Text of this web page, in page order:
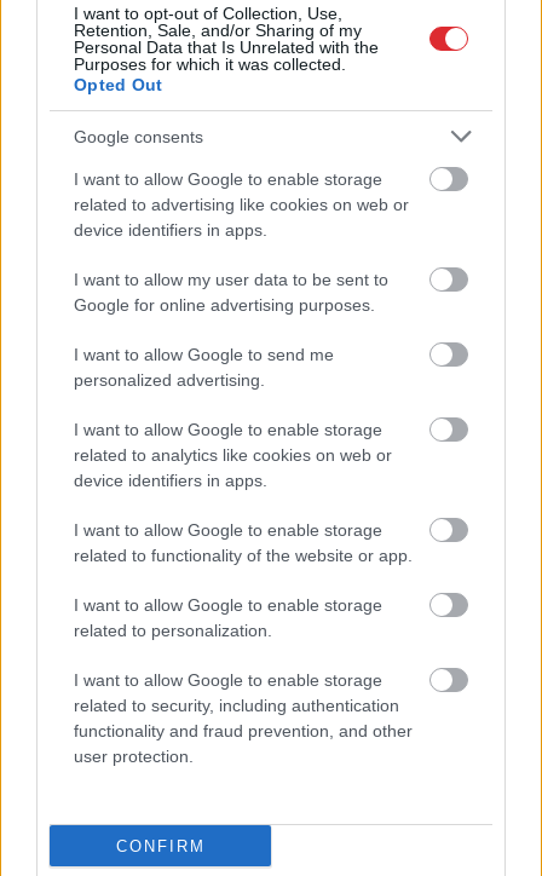
I want to opt-out of Collection, Use,
Retention, Sale, and/or Sharing of my
Personal Data that Is Unrelated with the
Purposes for which it was collected.
Opted Out
Google consents
I want to allow Google to enable storage
related to advertising like cookies on web or
device identifiers in apps.
I want to allow my user data to be sent to
Google for online advertising purposes.
I want to allow Google to send me
personalized advertising.
I want to allow Google to enable storage
related to analytics like cookies on web or
device identifiers in apps.
I want to allow Google to enable storage
related to functionality of the website or app.
I want to allow Google to enable storage
related to personalization.
I want to allow Google to enable storage
related to security, including authentication
functionality and fraud prevention, and other
user protection.
CONFIRM
duncis mugurā! Bagātā
Krievijas kaimiņvalsts
praktiski atteikusies no
Krievijas naftas
iepirkšanas
turpināmies!”
lepnumu atrāda savu
jauno statusu
triecienos sagrautas
ēkas un ievainoti cilvēki
Atcelt Ziņot